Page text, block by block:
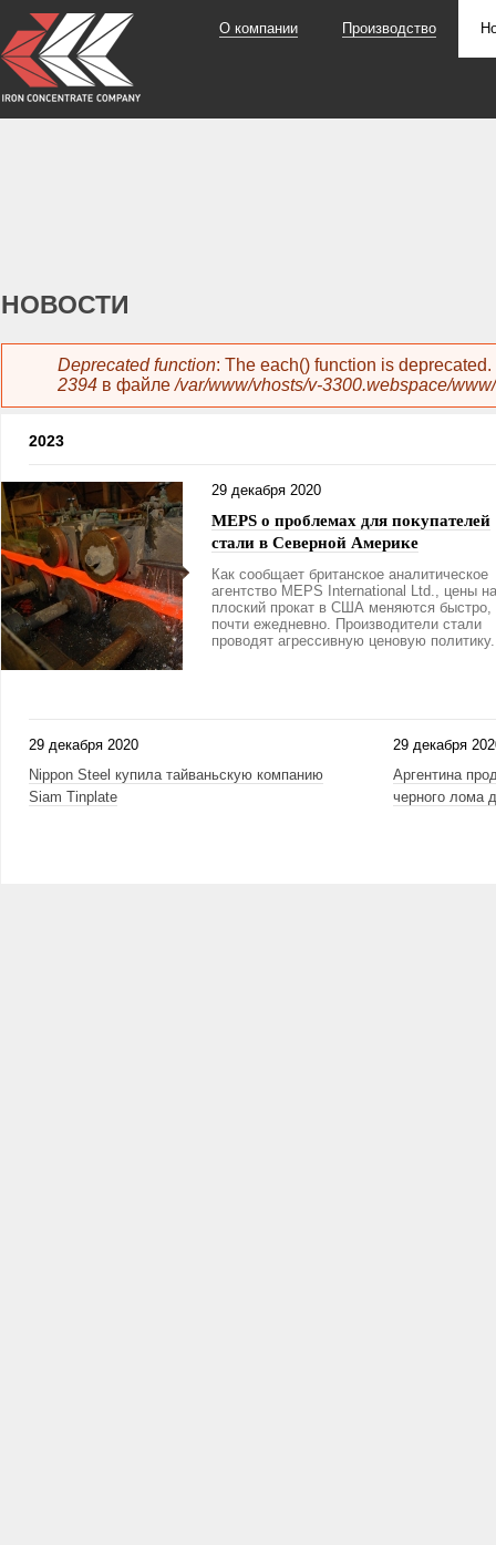
О компании Производство
НОВОСТИ
Сообщение об ошибке
Deprecated function: The each() function is
2394 в файле/var/www/vhosts/v-3300.webspace/
2023
29 декабря 2020
MEPS о проблемах для покупателей
стали в Северной Америке
Как сообщает британское аналитическое
агентство MEPS International Ltd., цены на
плоский прокат в США меняются быстро,
почти ежедневно. Производители стали
проводят агрессивную ценовую политику.
29 декабря 2020
Nippon Steel купила тайваньскую компанию
Siam Tinplate
29 декабря
Аргентина
черного лома